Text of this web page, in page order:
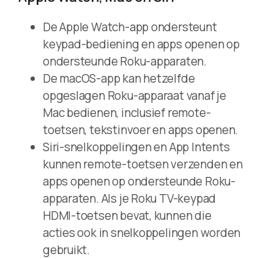
De Apple Watch-app ondersteunt
keypad-bediening en apps openen op
ondersteunde Roku-apparaten.
De macOS-app kan hetzelfde
opgeslagen Roku-apparaat vanaf je
Mac bedienen, inclusief remote-
toetsen, tekstinvoer en apps openen.
Siri-snelkoppelingen en App Intents
kunnen remote-toetsen verzenden en
apps openen op ondersteunde Roku-
apparaten. Als je Roku TV-keypad
HDMI-toetsen bevat, kunnen die
acties ook in snelkoppelingen worden
gebruikt.